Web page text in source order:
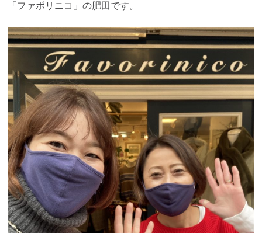
「ファボリニコ」の肥田です。